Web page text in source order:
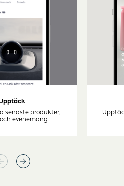
senaste produkter,
evenemang